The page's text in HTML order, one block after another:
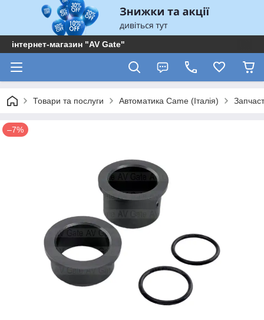
інтернет-магазин "AV Gate"
Товари та послуги Автоматика Came (Італія)
–7%